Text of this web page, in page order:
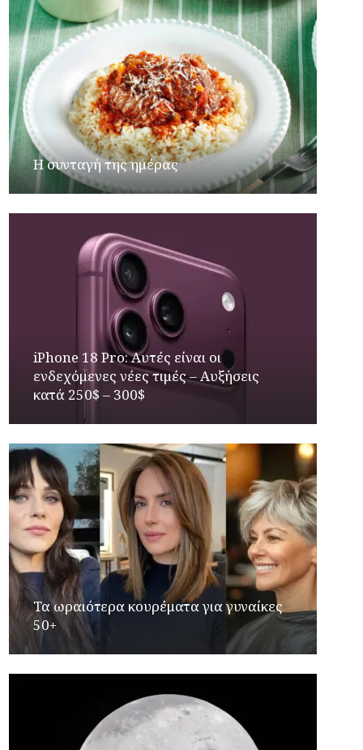
Η συνταγή της ημέρας
iPhone 18 Pro: Αυτές είναι οι
ενδεχόμενες νέες τιμές – Αυξήσεις
κατά 250$ – 300$
Τα ωραιότερα κουρέματα για γυναίκες
50+